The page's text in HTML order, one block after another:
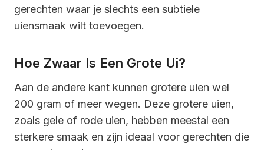
gerechten waar je slechts een subtiele
uiensmaak wilt toevoegen.
Hoe Zwaar Is Een Grote Ui?
Aan de andere kant kunnen grotere uien wel
200 gram of meer wegen. Deze grotere uien,
zoals gele of rode uien, hebben meestal een
sterkere smaak en zijn ideaal voor gerechten die